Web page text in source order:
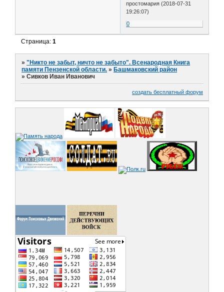
простомария (2018-07-31
19:26:07)
0
Страница:1
»"Никто не забыт, ничто не забыто". Всенародная Книга
памяти Пензенской области. »Башмаковский район
»Сивков Иван Иванович
создать бесплатный форум